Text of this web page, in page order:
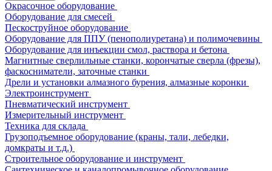
Окрасочное оборудование
Оборудование для смесей
Пескоструйное оборудование
Оборудование для ППУ (пенополиуретана) и полимочевины
Оборудование для инъекции смол, раствора и бетона
Магнитные сверлильные станки, корончатые сверла (фрезы),
фаскосниматели, заточные станки
Дрели и установки алмазного бурения, алмазные коронки
Электроинструмент
Пневматический инструмент
Измерительный инструмент
Техника для склада
Грузоподъемное оборудование (краны, тали, лебедки,
домкраты и т.д.)
Строительное оборудование и инструмент